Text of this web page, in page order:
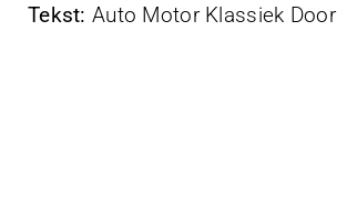
Tekst: Auto Motor Klassiek